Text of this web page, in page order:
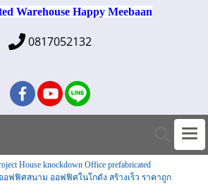
Warehouse Happy Meebaan
0817052132
House knockdown Office prefabricated
อฟฟิศสนาม ออฟฟิศในโกดัง สร้างเร็ว ราคาถูก